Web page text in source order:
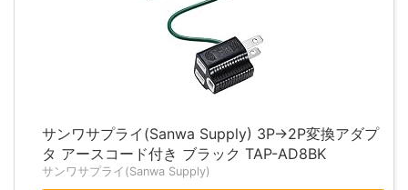
サンワサプライ(Sanwa Supply) 3P→2P変換アダプ
タ アースコード付き ブラック TAP-AD8BK
サンワサプライ(Sanwa Supply)